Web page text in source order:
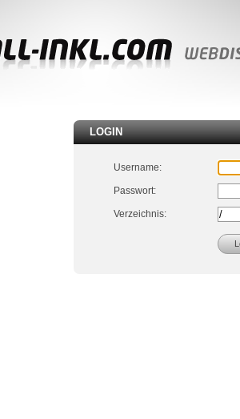
LOGIN
Username:
Passwort:
Verzeichnis: